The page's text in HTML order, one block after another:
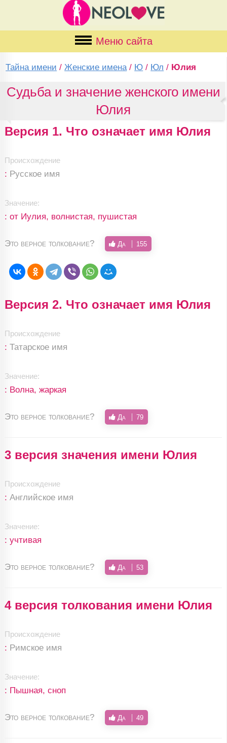
Меню сайта
Тайна имени /Женские имена / Ю / Юл / Юлия
Судьба и значение женского имени
Юлия
Версия 1. Что означает имя Юлия
Происхождение
: Русское имя
Значение:
: от Иулия, волнистая, пушистая
Это верное толкование? Да 155
Версия 2. Что означает имя Юлия
Происхождение
: Татарское имя
Значение:
: Волна, жаркая
Это верное толкование? Да 79
3 версия значения имени Юлия
Происхождение
: Английское имя
Значение:
: учтивая
Это верное толкование? Да 53
4 версия толкования имени Юлия
Происхождение
: Римское имя
Значение:
: Пышная, сноп
Это верное толкование? Да 49